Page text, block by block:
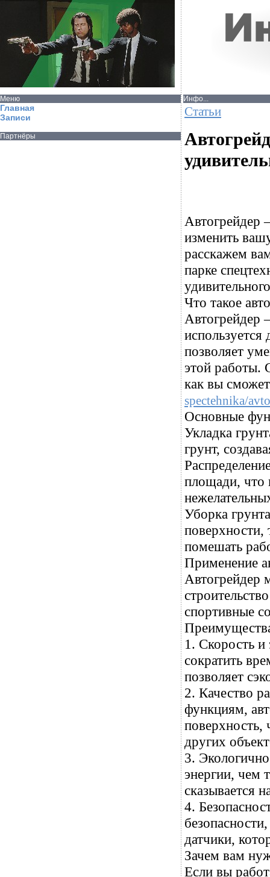
Меню
Главная
Записи
Партнёры
Инфо...
Статьи
Автогрейдер
изменить
расскажем
парке
Что такое
Автогрейдер
позволяет
этой работы.
как вы
spectehnika/
Основные
Укладка
грунт,
площади, что
Уборка
поверхности,
помешать
Применение
Автогрейдер
спортивные
1. Скорость и
сократить
позволяет
2. Качество
функциям,
поверхность,
других
3.
энергии, чем
сказывается
4.
датчики,
Зачем вам
Если вы